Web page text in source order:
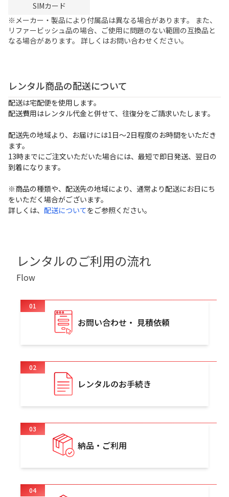
SIMカード
※メーカー・製品により付属品は異なる場合があります。 また、
リファービッシュ品の場合、ご使用に問題のない範囲の互換品と
なる場合があります。 詳しくはお問い合わせください。
レンタル商品の配送について
配送は宅配便を使用します。
配送費用はレンタル代金と併せて、往復分をご請求いたします。
配送先の地域より、お届けには1日～2日程度のお時間をいただき
ます。
13時までにご注文いただいた場合には、最短で即日発送、翌日の
到着になります。
※商品の種類や、配送先の地域により、通常より配送にお日にち
をいただく場合がございます。
詳しくは、 配送についてをご参照ください。
レンタルのご利用の流れ
Flow
01
お問い合わせ・ 見積依頼
02
レンタルのお手続き
03
納品・ご利用
04